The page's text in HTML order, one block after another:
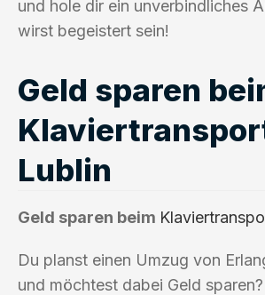
und hole dir ein unverbindliches
wirst begeistert sein!
Geld sparen
Lublin
Geld sparen beim
Du planst einen Umzug von
und möchtest dabei Geld